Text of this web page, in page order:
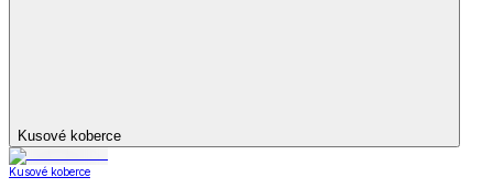
Kusové koberce
Kusové koberce